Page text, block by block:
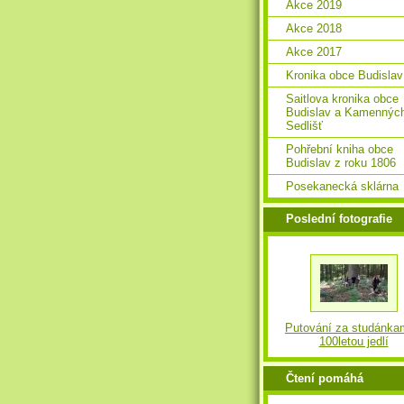
Akce 2019
Akce 2018
Akce 2017
Kronika obce Budislav
Saitlova kronika obce
Budislav a
Sedlišť
Pohřební kniha obce
Budislav z roku 1806
Posekanecká sklárna
Poslední fotografie
Putování za
100letou jedlí
Čtení pomáhá